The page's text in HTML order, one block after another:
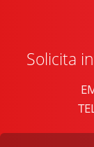
Solicita